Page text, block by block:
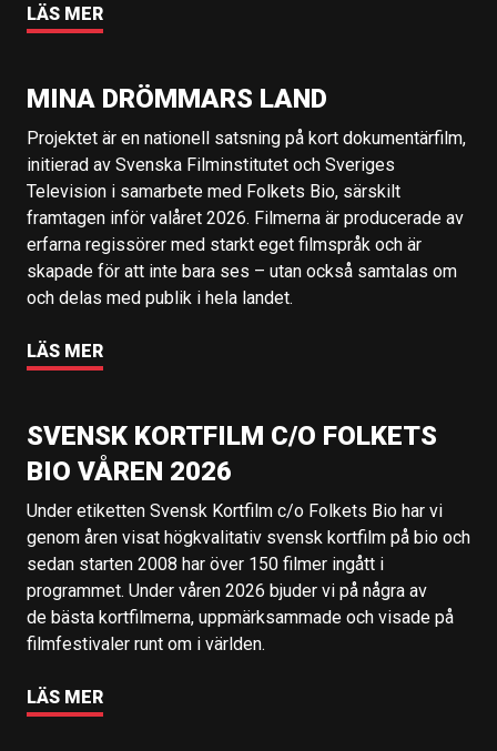
LÄS MER
MINA DRÖMMARS LAND
Projektet är en nationell satsning på kort dokumentärfilm,
initierad av Svenska Filminstitutet och Sveriges
Television i samarbete med Folkets Bio, särskilt
framtagen inför valåret 2026. Filmerna är producerade av
erfarna regissörer med starkt eget filmspråk och är
skapade för att inte bara ses – utan också samtalas om
och delas med publik i hela landet.
LÄS MER
SVENSK KORTFILM C/O FOLKETS
BIO VÅREN 2026
Under etiketten Svensk Kortfilm c/o Folkets Bio har vi
genom åren visat högkvalitativ svensk kortfilm på bio och
sedan starten 2008 har över 150 filmer ingått i
programmet. Under våren 2026 bjuder vi på några av
de bästa kortfilmerna, uppmärksammade och visade på
filmfestivaler runt om i världen.
LÄS MER